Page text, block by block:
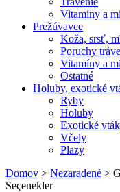
Vitamíny a
Prežúvavce
Koža, srsť,
Poruchy
Vitamíny a
Ostatné
Holuby, exotické
Ryby
Holuby
Exotické
Včely
Plazy
Domov > Nezaradené >
Seçenekler